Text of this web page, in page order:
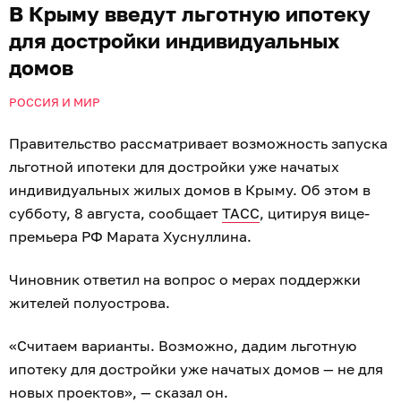
В Крыму введут льготную ипотеку
для достройки индивидуальных
домов
РОССИЯ И МИР
Правительство рассматривает возможность запуска
льготной ипотеки для достройки уже начатых
индивидуальных жилых домов в Крыму. Об этом в
субботу, 8 августа, сообщает ТАСС, цитируя вице-
премьера РФ Марата Хуснуллина.
Чиновник ответил на вопрос о мерах поддержки
жителей полуострова.
«Считаем варианты. Возможно, дадим льготную
ипотеку для достройки уже начатых домов — не для
новых проектов», — сказал он.